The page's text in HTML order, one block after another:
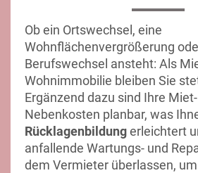
Ob ein Ortswechsel, eine
Wohnflächenvergrößerung
Berufswechsel ansteht: Als
Wohnimmobilie bleiben Sie
Ergänzend dazu sind Ihre
Nebenkosten planbar, was
Rücklagenbildungerleichtert
anfallende Wartungs- und
dem Vermieter überlassen,